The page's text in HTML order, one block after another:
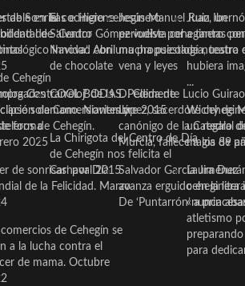
en la
de
Cehegín
solar
forma
de Sonrisas e Higiene
de ‘Centro
Innova’. Abril
Contrarreloj’ de la
de Comerciantes y
de Cehegín.
2025
de sonrisas’ por Día
de la Felicidad. Marzo
comercios de Cehegín se
a la lucha contra el
de mama. Octubre
El cocinero ceheginero
Salvador Gómez vuelve por
Navidad con una propuesta
de chocolate
COOL BODAS. Pedida de
mano. Noviembre 2015
La Chirigota del Centro de Día
de Cehegín nos felicita el
Carnaval 2015
Jesús Manuel Ruiz, un
periodista ceheginero con
mucha psicología, teatro
vena y leyes
D. Clemente Lucio Guirao
López, sacerdote
canónigo de la Catedral
Murcia, fallece a los 89
Salvador García Jiménez
avanza erguido en la
De ‘Puntarrón’ a
Juan
a tantas
de nuestra
hubiera
...
Wichy de
un regalo
magia de
Laura
ceheginera
«nunca
atletismo
para